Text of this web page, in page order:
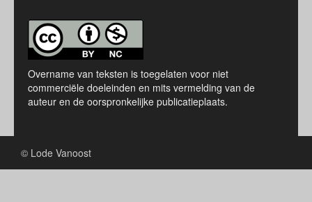
Overname van teksten is toegelaten voor niet
commerciële doeleinden en mits vermelding van de
auteur en de oorspronkelijke publicatieplaats.
© Lode Vanoost